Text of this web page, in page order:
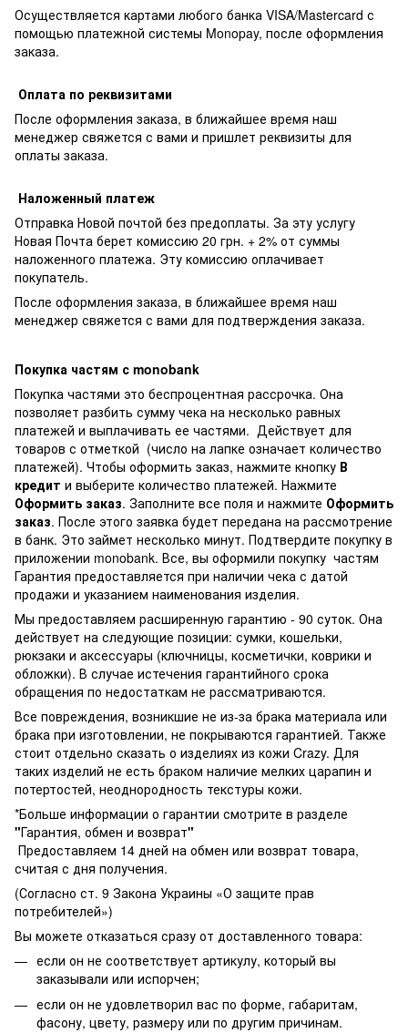
Осуществляется картами любого банка VISA/Mastercard с
помощью платежной системы Monopay, после оформления
заказа.
Оплата по реквизитами
После оформления заказа, в ближайшее время наш
менеджер свяжется с вами и пришлет реквизиты для
оплаты заказа.
Наложенный платеж
Отправка Новой почтой без предоплаты. За эту услугу
Новая Почта берет комиссию 20 грн. + 2% от суммы
наложенного платежа. Эту комиссию оплачивает
покупатель.
После оформления заказа, в ближайшее время наш
менеджер свяжется с вами для подтверждения заказа.
Покупка частям с monobank
Покупка частями это беспроцентная рассрочка. Она
позволяет разбить сумму чека на несколько равных
платежей и выплачивать ее частями. Действует для
товаров с отметкой (число на лапке означает количество
платежей). Чтобы оформить заказ, нажмите кнопку В
кредит и выберите количество платежей. Нажмите
Оформить заказ. Заполните все поля и нажмите Оформить
заказ. После этого заявка будет передана на рассмотрение
в банк. Это займет несколько минут. Подтвердите покупку в
приложении monobank. Все, вы оформили покупку частям
Гарантия предоставляется при наличии чека с датой
продажи и указанием наименования изделия.
Мы предоставляем расширенную гарантию - 90 суток. Она
действует на следующие позиции: сумки, кошельки,
рюкзаки и аксессуары (ключницы, косметички, коврики и
обложки). В случае истечения гарантийного срока
обращения по недостаткам не рассматриваются.
Все повреждения, возникшие не из-за брака материала или
брака при изготовлении, не покрываются гарантией. Также
стоит отдельно сказать о изделиях из кожи Crazy. Для
таких изделий не есть браком наличие мелких царапин и
потертостей, неоднородность текстуры кожи.
*Больше информации о гарантии смотрите в разделе
"Гарантия, обмен и возврат"
Предоставляем 14 дней на обмен или возврат товара,
считая с дня получения.
(Согласно ст. 9 Закона Украины «О защите прав
потребителей»)
Вы можете отказаться сразу от доставленного товара:
если он не соответствует артикулу, который вы
заказывали или испорчен;
если он не удовлетворил вас по форме, габаритам,
фасону, цвету, размеру или по другим причинам.